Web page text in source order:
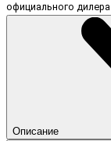
официального дилера
Описание